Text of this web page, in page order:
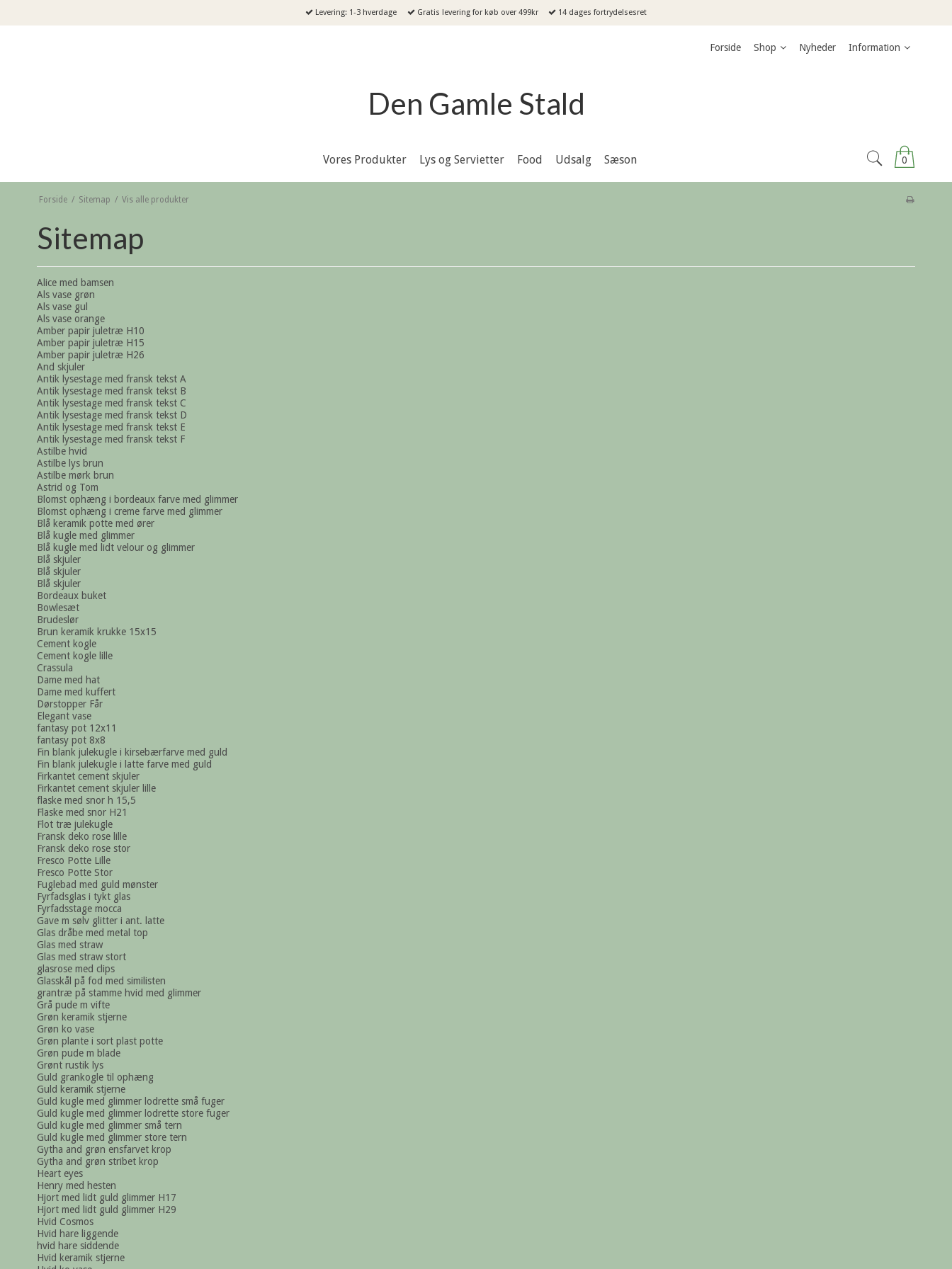
Levering: 1-3 hverdage Gratis levering for køb over 499kr 14 dages fortrydelsesret
Forside Shop Nyheder Information
Den Gamle Stald
0
Vores Produkter Lys og Servietter Food Udsalg Sæson
Forside / Sitemap / Vis alle produkter
Sitemap
Alice med bamsen
Als vase grøn
Als vase gul
Als vase orange
Amber papir juletræ H10
Amber papir juletræ H15
Amber papir juletræ H26
And skjuler
Antik lysestage med fransk tekst A
Antik lysestage med fransk tekst B
Antik lysestage med fransk tekst C
Antik lysestage med fransk tekst D
Antik lysestage med fransk tekst E
Antik lysestage med fransk tekst F
Astilbe hvid
Astilbe lys brun
Astilbe mørk brun
Astrid og Tom
Blomst ophæng i bordeaux farve med glimmer
Blomst ophæng i creme farve med glimmer
Blå keramik potte med ører
Blå kugle med glimmer
Blå kugle med lidt velour og glimmer
Blå skjuler
Blå skjuler
Blå skjuler
Bordeaux buket
Bowlesæt
Brudeslør
Brun keramik krukke 15x15
Cement kogle
Cement kogle lille
Crassula
Dame med hat
Dame med kuffert
Dørstopper Får
Elegant vase
fantasy pot 12x11
fantasy pot 8x8
Fin blank julekugle i kirsebærfarve med guld
Fin blank julekugle i latte farve med guld
Firkantet cement skjuler
Firkantet cement skjuler lille
flaske med snor h 15,5
Flaske med snor H21
Flot træ julekugle
Fransk deko rose lille
Fransk deko rose stor
Fresco Potte Lille
Fresco Potte Stor
Fuglebad med guld mønster
Fyrfadsglas i tykt glas
Fyrfadsstage mocca
Gave m sølv glitter i ant. latte
Glas dråbe med metal top
Glas med straw
Glas med straw stort
glasrose med clips
Glasskål på fod med similisten
grantræ på stamme hvid med glimmer
Grå pude m vifte
Grøn keramik stjerne
Grøn ko vase
Grøn plante i sort plast potte
Grøn pude m blade
Grønt rustik lys
Guld grankogle til ophæng
Guld keramik stjerne
Guld kugle med glimmer lodrette små fuger
Guld kugle med glimmer lodrette store fuger
Guld kugle med glimmer små tern
Guld kugle med glimmer store tern
Gytha and grøn ensfarvet krop
Gytha and grøn stribet krop
Heart eyes
Henry med hesten
Hjort med lidt guld glimmer H17
Hjort med lidt guld glimmer H29
Hvid Cosmos
Hvid hare liggende
hvid hare siddende
Hvid keramik stjerne